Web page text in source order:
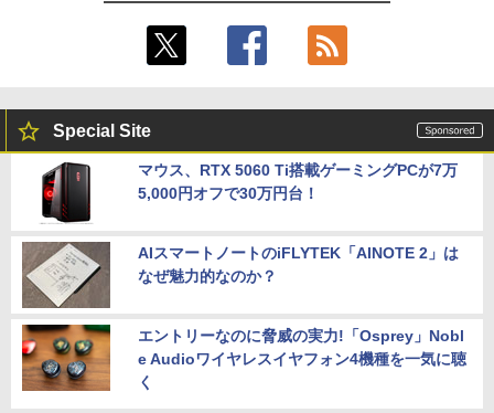
Special Site
マウス、RTX 5060 Ti搭載ゲーミングPCが7万
5,000円オフで30万円台！
AIスマートノートのiFLYTEK「AINOTE 2」は
なぜ魅力的なのか？
エントリーなのに脅威の実力!「Osprey」Nobl
e Audioワイヤレスイヤフォン4機種を一気に聴
く